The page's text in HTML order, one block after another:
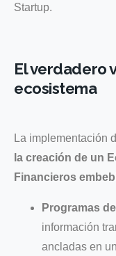
Startup.
El verdadero
ecosistema
La implementación
la creación de un
Financieros
Programas
información
ancladas en